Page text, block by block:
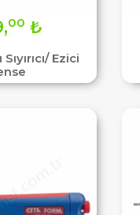
Ezici
00 ₺